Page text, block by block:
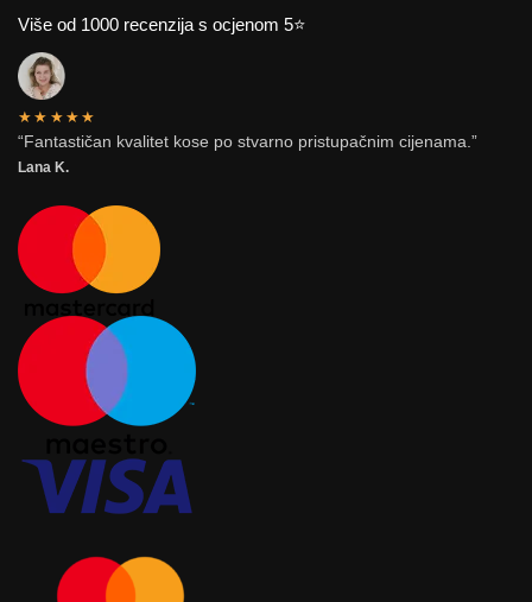
Više od 1000 recenzija s ocjenom 5⭐
★★★★★
“Fantastičan kvalitet kose po stvarno pristupačnim cijenama.”
Lana K.